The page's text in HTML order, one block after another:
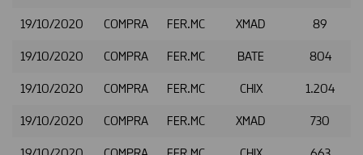
19/10/2020 COMPRA FER.MC XMAD 89
19/10/2020 COMPRA FER.MC BATE 804
19/10/2020 COMPRA FER.MC CHIX 1.204
19/10/2020 COMPRA FER.MC XMAD 730